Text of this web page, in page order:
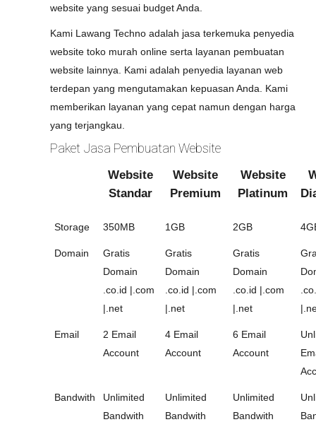
website yang sesuai budget Anda.
Kami Lawang Techno adalah jasa terkemuka penyedia
website toko murah online serta layanan pembuatan
website lainnya. Kami adalah penyedia layanan web
terdepan yang mengutamakan kepuasan Anda. Kami
memberikan layanan yang cepat namun dengan harga
yang terjangkau.
Paket Jasa Pembuatan Website
Website
Standar
Website
Premium
Website
Platinum
Storage 350MB 1GB 2GB
Domain
Gratis
Domain
.co.id |.com
|.net
Gratis
Domain
.co.id |.com
|.net
Gratis
Domain
.co.id |.com
|.net
Email
2 Email
Account
4 Email
Account
6 Email
Account
Bandwith
Unlimited
Bandwith
Unlimited
Bandwith
Unlimited
Bandwith